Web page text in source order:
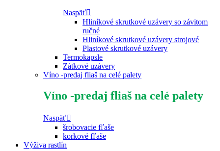
Naspäť
Hliníkové skrutkové uzávery so závitom
ručné
Hliníkové skrutkové uzávery strojové
Plastové skrutkové uzávery
Termokapsle
Zátkové uzávery
Víno -predaj fliaš na celé palety
Víno -predaj fliaš na celé palety
Naspäť
šrobovacie fľaše
korkové fľaše
Výživa rastlín